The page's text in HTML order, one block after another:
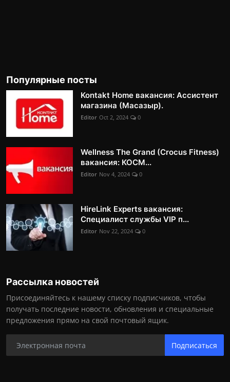
Популярные посты
Kontakt Home вакансия: Ассистент
магазина (Масазыр).
Editor Oct 2, 2024 0
Wellness The Grand (Crocus Fitness)
вакансия: КОСМ...
Editor Nov 4, 2024 0
HireLink Experts вакансия:
Специалист службы VIP п...
Editor Nov 22, 2024 0
Рассылка новостей
Присоединяйтесь к нашему списку подписчиков, чтобы
получать последние новости, обновления и специальные
предложения прямо на свой почтовый ящик.
Подписаться